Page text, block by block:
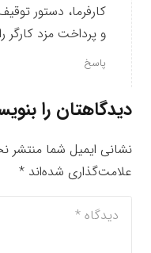
کارفرما، دستور
و پرداخت مزد کارگر
پاسخ
دیدگاهتان را
نشانی ایمیل شما منتشر
علامت‌گذاری شده‌اند *